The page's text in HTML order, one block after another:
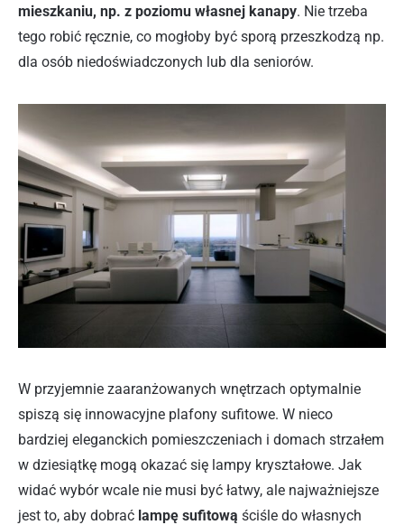
mieszkaniu, np. z poziomu własnej kanapy. Nie trzeba
tego robić ręcznie, co mogłoby być sporą przeszkodzą np.
dla osób niedoświadczonych lub dla seniorów.
W przyjemnie zaaranżowanych wnętrzach optymalnie
spiszą się innowacyjne plafony sufitowe. W nieco
bardziej eleganckich pomieszczeniach i domach strzałem
w dziesiątkę mogą okazać się lampy kryształowe. Jak
widać wybór wcale nie musi być łatwy, ale najważniejsze
jest to, aby dobrać lampę sufitową ściśle do własnych